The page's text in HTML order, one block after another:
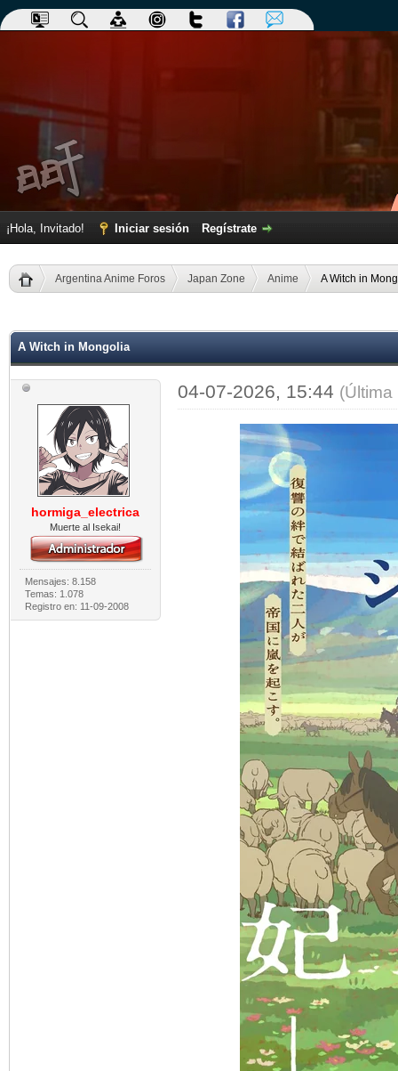
¡Hola, Invitado! Iniciar sesión Regístrate
Argentina Anime Foros Japan Zone Anime A Witch in
A Witch in Mongolia
hormiga_electrica
Muerte al Isekai!
Mensajes: 8.158
Temas: 1.078
Registro en: 11-09-2008
04-07-2026, 15:44